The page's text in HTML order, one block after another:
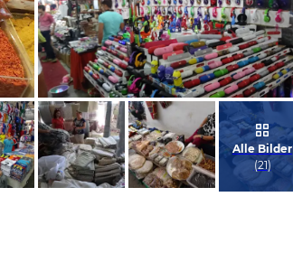
Bild melden
von Franz
Alle Bilder
(21)